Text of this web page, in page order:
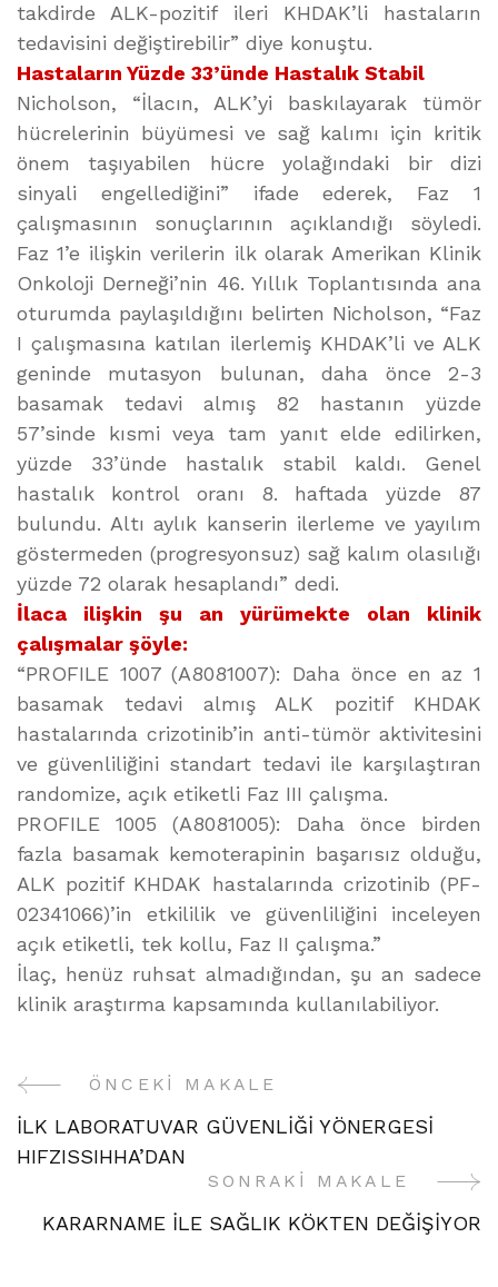
takdirde ALK-pozitif ileri KHDAK’li hastaların
tedavisini değiştirebilir” diye konuştu.
Hastaların Yüzde 33’ünde Hastalık Stabil
Nicholson, “İlacın, ALK’yi baskılayarak tümör
hücrelerinin büyümesi ve sağ kalımı için kritik
önem taşıyabilen hücre yolağındaki bir dizi
sinyali engellediğini” ifade ederek, Faz 1
çalışmasının sonuçlarının açıklandığı söyledi.
Faz 1’e ilişkin verilerin ilk olarak Amerikan Klinik
Onkoloji Derneği’nin 46. Yıllık Toplantısında ana
oturumda paylaşıldığını belirten Nicholson, “Faz
I çalışmasına katılan ilerlemiş KHDAK’li ve ALK
geninde mutasyon bulunan, daha önce 2-3
basamak tedavi almış 82 hastanın yüzde
57’sinde kısmi veya tam yanıt elde edilirken,
yüzde 33’ünde hastalık stabil kaldı. Genel
hastalık kontrol oranı 8. haftada yüzde 87
bulundu. Altı aylık kanserin ilerleme ve yayılım
göstermeden (progresyonsuz) sağ kalım olasılığı
yüzde 72 olarak hesaplandı” dedi.
İlaca ilişkin şu an yürümekte olan klinik
çalışmalar şöyle:
“PROFILE 1007 (A8081007): Daha önce en az 1
basamak tedavi almış ALK pozitif KHDAK
hastalarında crizotinib’in anti-tümör aktivitesini
ve güvenliliğini standart tedavi ile karşılaştıran
randomize, açık etiketli Faz III çalışma.
PROFILE 1005 (A8081005): Daha önce birden
fazla basamak kemoterapinin başarısız olduğu,
ALK pozitif KHDAK hastalarında crizotinib (PF-
02341066)’in etkililik ve güvenliliğini inceleyen
açık etiketli, tek kollu, Faz II çalışma.”
İlaç, henüz ruhsat almadığından, şu an sadece
klinik araştırma kapsamında kullanılabiliyor.
Yazı
Gezinme
ÖNCEKI MAKALE
İLK LABORATUVAR GÜVENLİĞİ YÖNERGESİ
HIFZISSIHHA’DAN
SONRAKI MAKALE
KARARNAME İLE SAĞLIK KÖKTEN DEĞİŞİYOR